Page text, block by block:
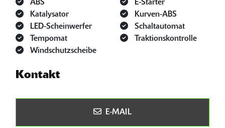
ABS
E-Starter
Katalysator
Kurven-ABS
LED-Scheinwerfer
Schaltautomat
Tempomat
Traktionskontrolle
Windschutzscheibe
Kontakt
E-MAIL